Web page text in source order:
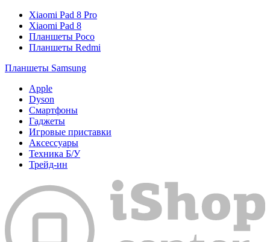
Xiaomi Pad 8 Pro
Xiaomi Pad 8
Планшеты Poco
Планшеты Redmi
Планшеты Samsung
Apple
Dyson
Смартфоны
Гаджеты
Игровые приставки
Аксессуары
Техника Б/У
Трейд-ин